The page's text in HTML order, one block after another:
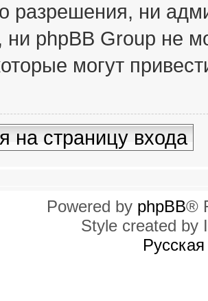
разрешения, ни
phpBB Group не
могут
на страницу входа
Powered by phpBB®
Style created by